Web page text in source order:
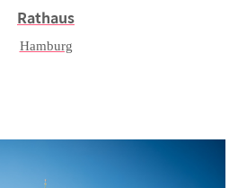
Rathaus
Hamburg